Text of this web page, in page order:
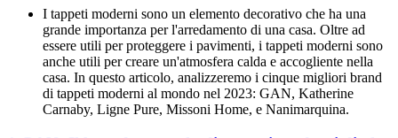
I tappeti moderni sono un elemento decorativo che ha una
grande importanza per l'arredamento di una casa. Oltre ad
essere utili per proteggere i pavimenti, i tappeti moderni sono
anche utili per creare un'atmosfera calda e accogliente nella
casa. In questo articolo, analizzeremo i cinque migliori brand
di tappeti moderni al mondo nel 2023: GAN, Katherine
Carnaby, Ligne Pure, Missoni Home, e Nanimarquina.